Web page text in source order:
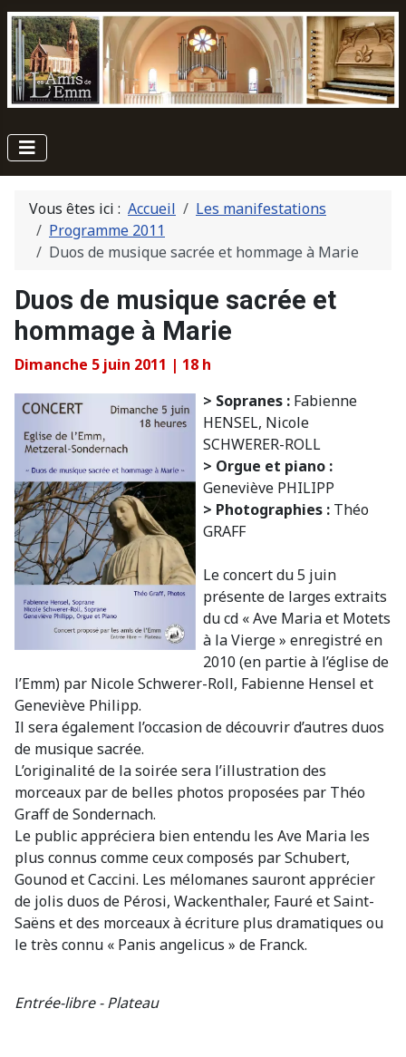
Vous êtes ici : Accueil
Les manifestations
Programme 2011
Duos de musique sacrée et hommage à Marie
Duos de musique sacrée et
hommage à Marie
Dimanche 5 juin 2011 | 18 h
> Sopranes : Fabienne
HENSEL, Nicole
SCHWERER-ROLL
> Orgue et piano :
Geneviève PHILIPP
> Photographies : Théo
GRAFF
Le concert du 5 juin
présente de larges extraits
du cd « Ave Maria et Motets
à la Vierge » enregistré en
2010 (en partie à l’église de
l’Emm) par Nicole Schwerer-Roll, Fabienne Hensel et
Geneviève Philipp.
Il sera également l’occasion de découvrir d’autres duos
de musique sacrée.
L’originalité de la soirée sera l’illustration des
morceaux par de belles photos proposées par Théo
Graff de Sondernach.
Le public appréciera bien entendu les Ave Maria les
plus connus comme ceux composés par Schubert,
Gounod et Caccini. Les mélomanes sauront apprécier
de jolis duos de Pérosi, Wackenthaler, Fauré et Saint-
Saëns et des morceaux à écriture plus dramatiques ou
le très connu « Panis angelicus » de Franck.
Entrée-libre - Plateau